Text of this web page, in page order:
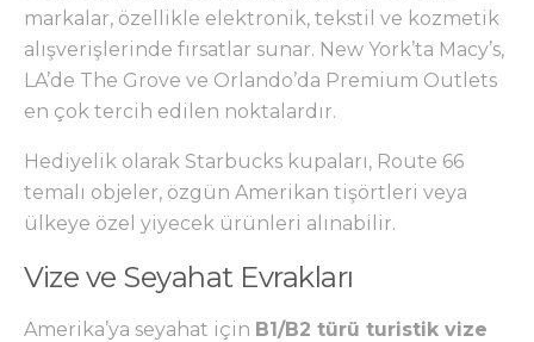
markalar, özellikle elektronik, tekstil ve kozmetik
alışverişlerinde fırsatlar sunar. New York’ta Macy’s,
LA’de The Grove ve Orlando’da Premium Outlets
en çok tercih edilen noktalardır.
Hediyelik olarak Starbucks kupaları, Route 66
temalı objeler, özgün Amerikan tişörtleri veya
ülkeye özel yiyecek ürünleri alınabilir.
Vize ve Seyahat Evrakları
Amerika’ya seyahat için B1/B2 türü turistik vize